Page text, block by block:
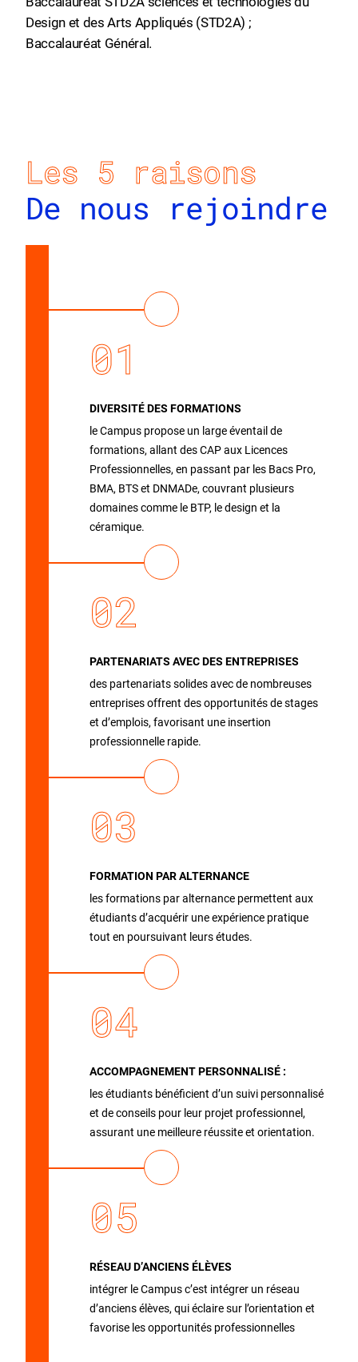
Design et des Arts Appliqués (STD2A) ;
Baccalauréat Général.
Les 5 raisons
De nous rejoindre
01
DIVERSITÉ DES FORMATIONS
le Campus propose un large éventail de
formations, allant des CAP aux Licences
Professionnelles, en passant par les Bacs Pro,
BMA, BTS et DNMADe, couvrant plusieurs
domaines comme le BTP, le design et la
céramique.
02
PARTENARIATS AVEC DES ENTREPRISES
des partenariats solides avec de nombreuses
entreprises offrent des opportunités de stages
et d’emplois, favorisant une insertion
professionnelle rapide.
03
FORMATION PAR ALTERNANCE
les formations par alternance permettent aux
étudiants d’acquérir une expérience pratique
tout en poursuivant leurs études.
04
ACCOMPAGNEMENT PERSONNALISÉ :
les étudiants bénéficient d’un suivi personnalisé
et de conseils pour leur projet professionnel,
assurant une meilleure réussite et orientation.
05
RÉSEAU D’ANCIENS ÉLÈVES
intégrer le Campus c’est intégrer un réseau
d’anciens élèves, qui éclaire sur l’orientation et
favorise les opportunités professionnelles